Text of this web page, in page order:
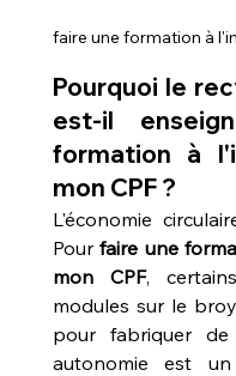
faire une formation à
Pourquoi le
est-il
formation à
mon CPF ?
L'économie
Pour faire une
mon CPF,
modules sur le
pour fabriquer de
autonomie est